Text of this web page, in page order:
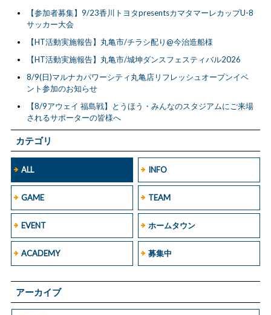
カテゴリ
ALL INFO
GAME TEAM
EVENT ホームタウン
ACADEMY 募集中
アーカイブ
【参加者募集】9/23香川トヨタpresentsカマタマーレカップU-8
サッカー大会
【HT活動実施報告】丸亀市/チラシ配り@今治造船様
【HT活動実施報告】丸亀市/城坤ダンスフェスティバル2026
8/9(日)マルナカパワーシティ丸亀店リフレッシュオープンイベ
ント参加のお知らせ
【8/9アウェイ 福島戦】とうほう・みんなのスタジアムにご来場
されるサポーターの皆様へ